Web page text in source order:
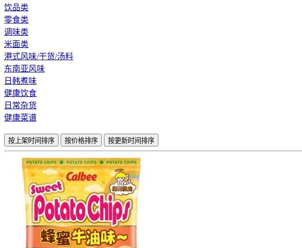
饮品类
零食类
调味类
米面类
港式风味/干货/汤料
东南亚风味
日韩煮味
健康饮食
日常杂货
健康菜谱
按上架时间排序 按价格排序 按更新时间排序